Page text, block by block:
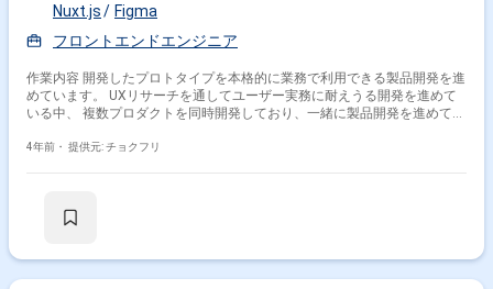
Nuxt.js
Figma
フロントエンドエンジニア
作業内容 開発したプロトタイプを本格的に業務で利用できる製品開発を進
めています。 UXリサーチを通してユーザー実務に耐えうる開発を進めて
いる中、 複数プロダクトを同時開発しており、一緒に製品開発を進めて頂
トを開発しています。 そのプロダクト開発をリードするGUIのフロントエ
ト例＞ ◎装置構成ツール ◎配置設計ツール ◎工事計画ツール ◎CADデジ
4年前・ 提供元: チョクフリ
Photoshop × 在宅・リモート
その他の条件で検索する
WordPress
その他の職種から探す